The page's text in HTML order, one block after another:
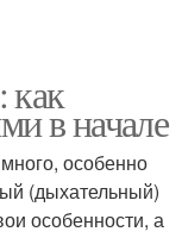
в начале
особенно
(дыхательный)
особенности, а